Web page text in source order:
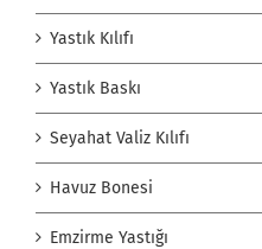
Yastık Kılıfı
Yastık Baskı
Seyahat Valiz Kılıfı
Havuz Bonesi
Emzirme Yastığı